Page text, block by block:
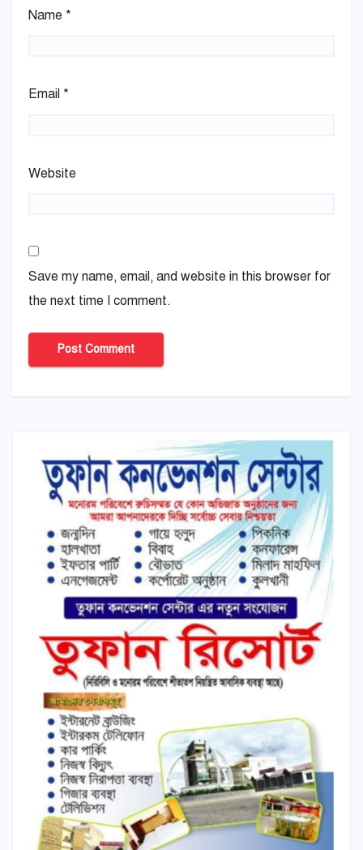
Name *
Email *
Website
Save my name, email, and website in this browser for
the next time I comment.